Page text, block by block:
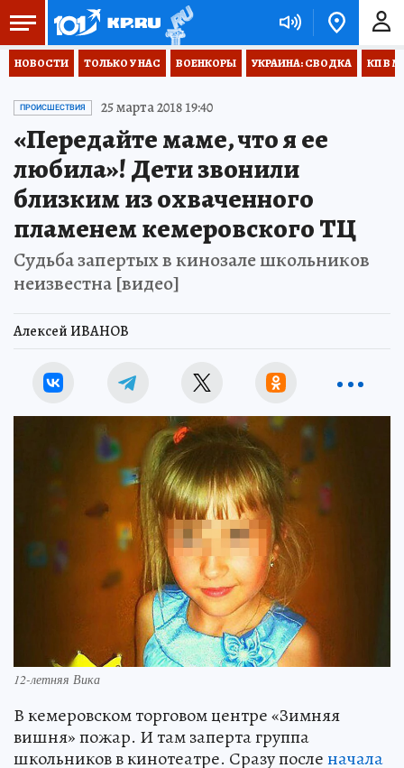
НОВОСТИ ТОЛЬКО У НАС ВОЕНКОРЫ УКРАИНА: СВОДКА КП В
ПРОИСШЕСТВИЯ 25 марта 2018 19:40
«Передайте маме, что я ее
любила»! Дети звонили
близким из охваченного
пламенем кемеровского ТЦ
Судьба запертых в кинозале школьников
неизвестна [видео]
Алексей ИВАНОВ
12-летняя Вика
В кемеровском торговом центре «Зимняя
вишня» пожар. И там заперта группа
школьников в кинотеатре. Сразу посленачала